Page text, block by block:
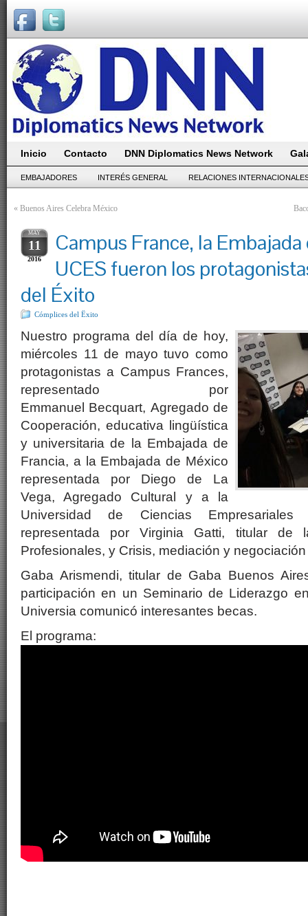
Inicio Contacto DNN Diplomatics News Network
EMBAJADORES INTERÉS GENERAL RELACIONES
« Buenos Aires Celebra México
MAY
11
2016
Campus France, la
UCES fueron los
del Éxito
Cómplices del Ëxito
Nuestro programa del día de hoy,
miércoles 11 de mayo tuvo como
protagonistas a Campus Frances,
representado por
Emmanuel Becquart, Agregado de
Cooperación, educativa lingüística
y universitaria de la Embajada de
Francia, a la Embajada de México
representada por Diego de La
Vega, Agregado Cultural y a la
Universidad de Ciencias
representada por Virginia Gatti, titular de
Profesionales, y Crisis, mediación y negociación
Gaba Arismendi, titular de Gaba Buenos
participación en un Seminario de Liderazgo
Universia comunicó interesantes becas.
El programa: